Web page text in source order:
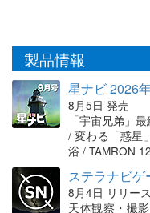
製品情報
星ナビ 2026
8月5日 発売
「宇宙兄弟」
/ 変わる「惑星
浴 / TAMRON
ステラナビ
8月4日 リリース
天体観察・撮